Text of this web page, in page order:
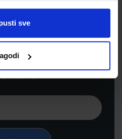
sve
prijava
informacije o novim